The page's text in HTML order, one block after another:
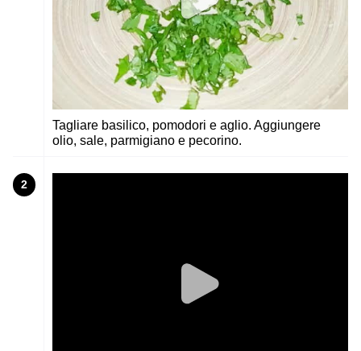
Tagliare basilico, pomodori e aglio. Aggiungere
olio, sale, parmigiano e pecorino.
2